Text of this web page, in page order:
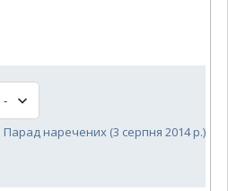
Парад наречених (3 серпня 2014 р.)